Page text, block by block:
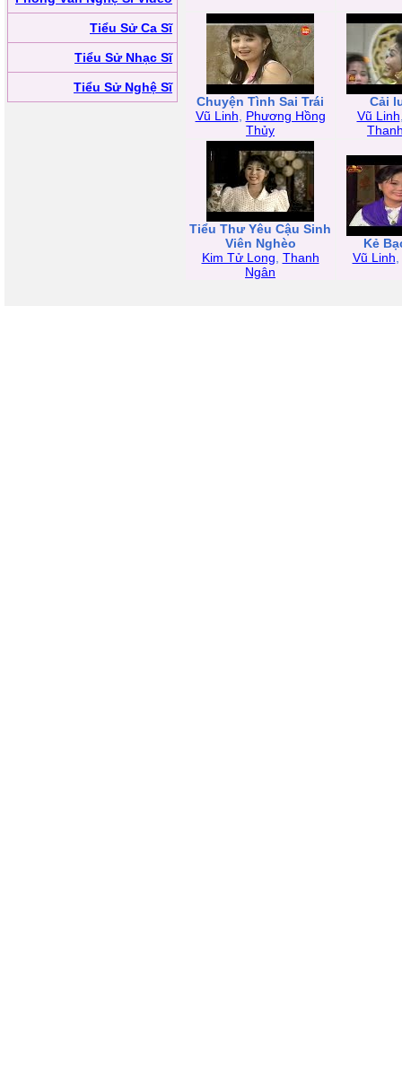
Tiểu Sử Ca Sĩ
Tiểu Sử Nhạc Sĩ
Tiểu Sử Nghệ Sĩ
Chuyện Tình Sai Trái
Vũ Linh
Phương Hồng
Thủy
Cải
Vũ Linh
Tiểu Thư Yêu Cậu Sinh
Viên Nghèo
Kim Tử Long Thanh
Ngân
Kẻ
Vũ Linh